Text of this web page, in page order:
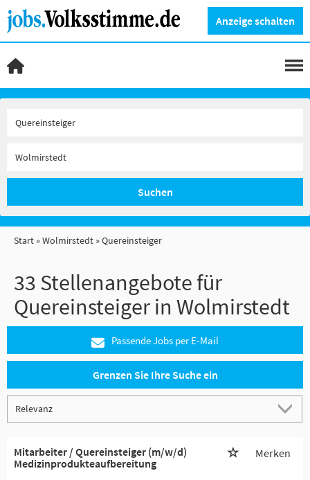
Anzeige schalten
Suchen
Start Wolmirstedt Quereinsteiger
33 Stellenangebote für
Quereinsteiger in Wolmirstedt
Passende Jobs per E-Mail
Grenzen Sie Ihre Suche ein
Mitarbeiter / Quereinsteiger (m/w/d)
Medizinprodukteaufbereitung
Merken